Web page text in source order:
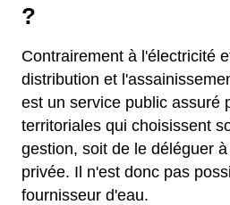
?
Contrairement à l'électricité
distribution et
est un service public assuré
territoriales qui choisissent
gestion, soit de le déléguer
privée. Il n'est donc pas
fournisseur d'eau.